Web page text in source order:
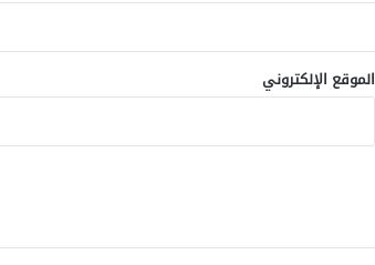
الموقع الإلكتروني